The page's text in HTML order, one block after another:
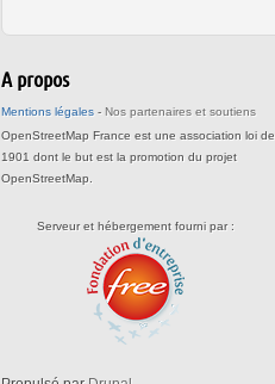
A propos
Mentions légales - Nos partenaires et soutiens
OpenStreetMap France est une association loi de
1901 dont le but est la promotion du projet
OpenStreetMap.
Serveur et hébergement fourni par :